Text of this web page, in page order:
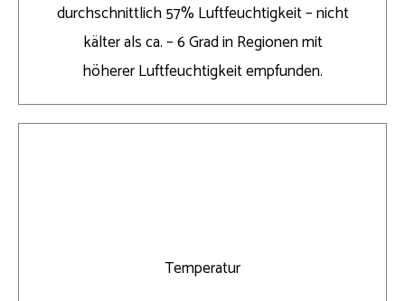
durchschnittlich 57% Luftfeuchtigkeit – nicht
kälter als ca. – 6 Grad in Regionen mit
höherer Luftfeuchtigkeit empfunden.
Temperatur